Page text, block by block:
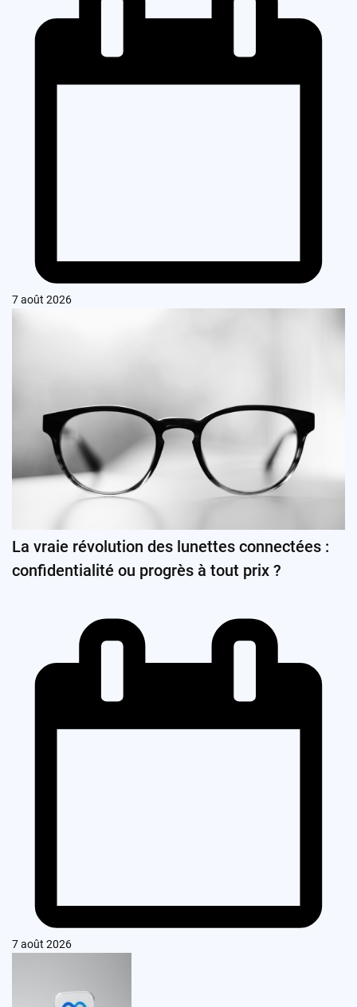
7 août 2026
La vraie révolution des lunettes connectées :
confidentialité ou progrès à tout prix ?
7 août 2026